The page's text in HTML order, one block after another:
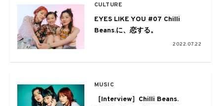
CULTURE
EYES LIKE YOU #07 Chilli
Beans.に、恋する。
2022.07.22
MUSIC
［Interview］Chilli Beans.